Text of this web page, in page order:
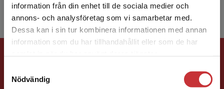
information från din enhet till de sociala medier och
annons- och analysföretag som vi samarbetar med.
Dessa kan i sin tur kombinera informationen med annan
information som du har tillhandahållit eller som de har
Nödvändig
Det verkar som att du besöker
studentlitteratur.se via en enhet utanför Sverige.
Vi erbjuder inte leveranser utanför Sverige. För
att kunna slutföra ett köp måste
Förlagskontakt